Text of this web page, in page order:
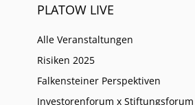
PLATOW LIVE
Alle Veranstaltungen
Risiken 2025
Falkensteiner Perspektiven
Investorenforum x Stiftungsforum